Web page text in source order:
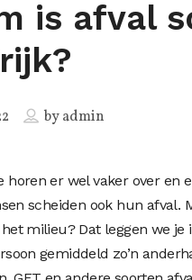
is afval
byadmin
horen er wel vaker over
scheiden ook hun afval.
milieu? Dat leggen we
gemiddeld zo’n